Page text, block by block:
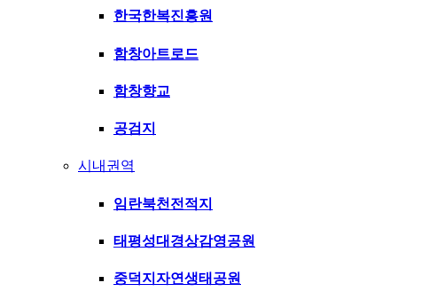
한국한복진흥원
함창아트로드
함창향교
공검지
시내권역
임란북천전적지
태평성대경상감영공원
중덕지자연생태공원